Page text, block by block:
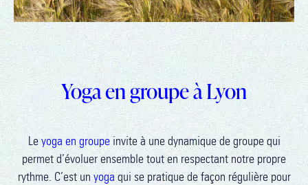
Yoga en groupe à Lyon
Leyoga en groupeinvite à une dynamique de groupe qui
permet d’évoluer ensemble tout en respectant notre propre
rythme. C’est unyoga qui se pratique de façon régulière pour